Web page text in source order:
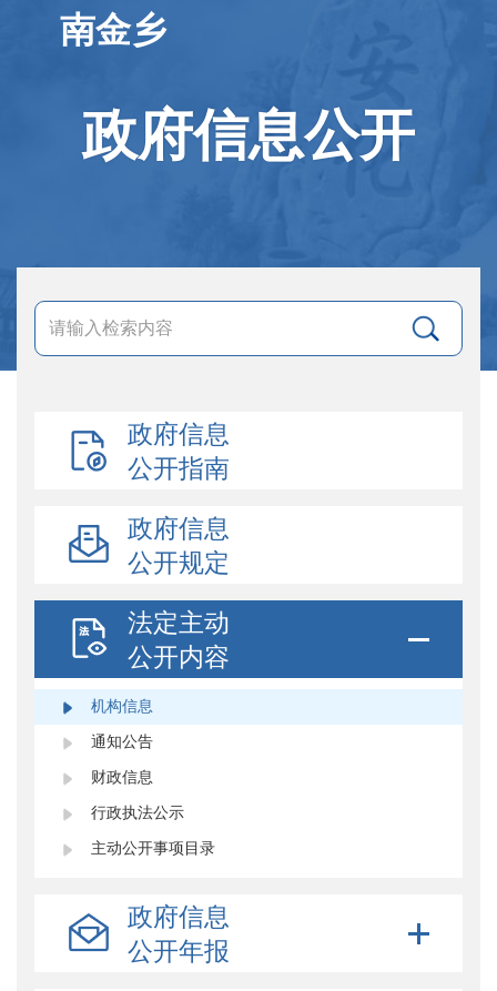
南金乡
政府信息公开
政府信息
公开指南
政府信息
公开规定
法定主动
公开内容
机构信息
通知公告
财政信息
行政执法公示
主动公开事项目录
政府信息
公开年报